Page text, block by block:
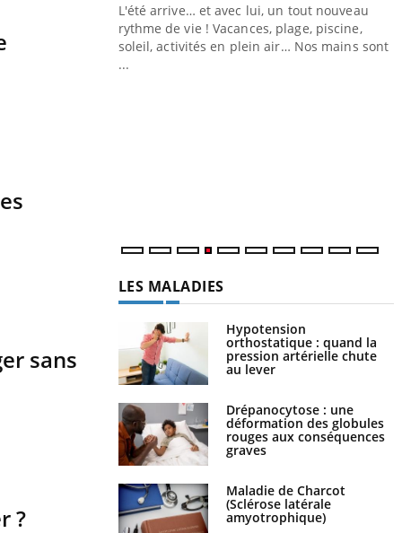
sans
?
les soignants.
L'été arrive… et avec lui, un tout nouveau
rythme de vie ! Vacances, plage, piscine,
soleil, activités en plein air… Nos mains sont
...
LES MALADIES
Hypotension
orthostatique : quand la
pression artérielle chute
au lever
Drépanocytose : une
déformation des globules
rouges aux conséquences
graves
Maladie de Charcot
(Sclérose latérale
amyotrophique)